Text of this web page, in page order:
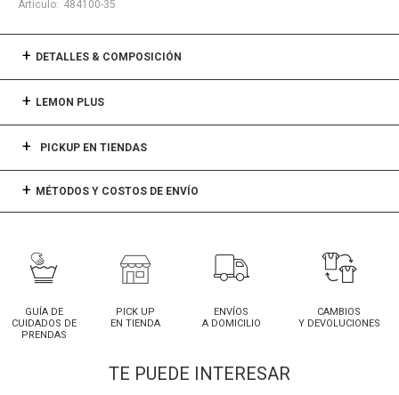
484100-35
DETALLES & COMPOSICIÓN
LEMON PLUS
PICKUP EN TIENDAS
MÉTODOS Y COSTOS DE ENVÍO
GUÍA DE
CUIDADOS DE
PRENDAS
PICK UP
EN TIENDA
ENVÍOS
A DOMICILIO
CAMBIOS
Y DEVOLUCIONES
TE PUEDE INTERESAR